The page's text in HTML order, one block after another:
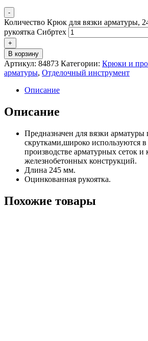
-
Количество Крюк для вязки арматуры,
рукоятка Сибртех
+
В корзину
Артикул: 84873 Категории: Крюки и
арматуры, Отделочный инструмент
Описание
Описание
Предназначен для вязки
скрутками,широко используются в
производстве арматурных сеток и
железнобетонных конструкций.
Длина 245 мм.
Оцинкованная рукоятка.
Похожие товары